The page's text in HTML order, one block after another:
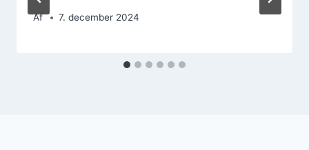
Af 7. december 2024